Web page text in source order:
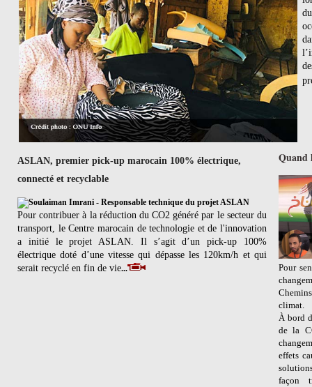
Quand
Pour
climat.
À bord
de la
effets
façon
ASLAN, premier pick-up marocain 100% électrique,
connecté et recyclable
Pour contribuer à la réduction du CO2 généré par le secteur du
transport, le Centre marocain de technologie et de l'innovation
a initié le projet ASLAN. Il s’agit d’un pick-up 100%
électrique doté d’une vitesse qui dépasse les 120km/h et qui
serait recyclé en fin de vie...